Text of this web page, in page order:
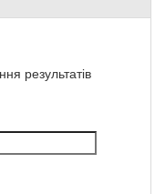
результатів